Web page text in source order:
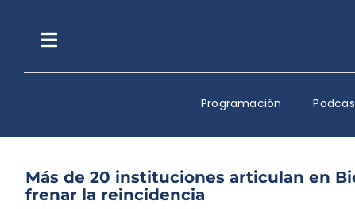
contenidoToggle
Navigation
Programación
Más de 20 instituciones articulan en
frenar la reincidencia